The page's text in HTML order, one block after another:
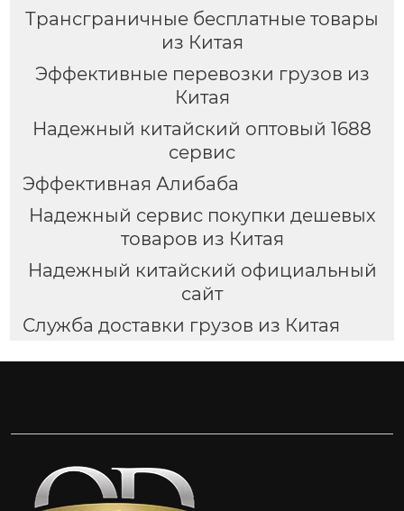
Трансграничные бесплатные товары
из Китая
Эффективные перевозки грузов из
Китая
Надежный китайский оптовый 1688
сервис
Эффективная Алибаба
Надежный сервис покупки дешевых
товаров из Китая
Надежный китайский официальный
сайт
Служба доставки грузов из Китая